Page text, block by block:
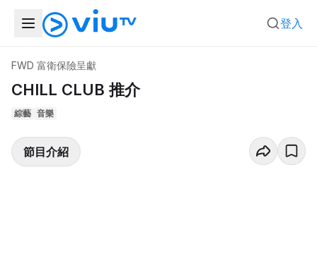
登入
FWD 富衛保險呈獻
CHILL CLUB 推介
綜藝 音樂
節目介紹